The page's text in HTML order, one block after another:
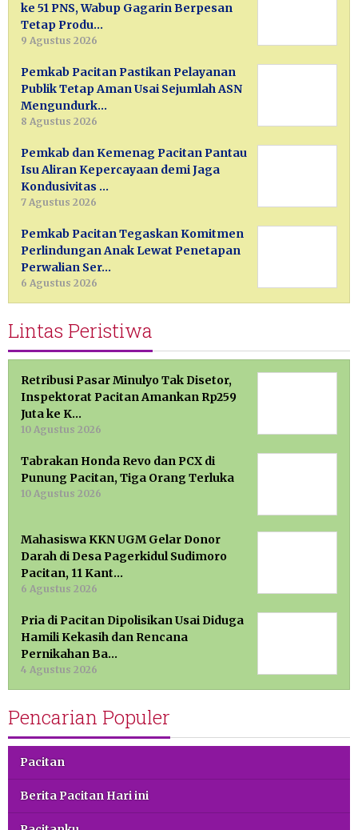
ke 51 PNS, Wabup Gagarin Berpesan
Tetap Produ…
9 Agustus 2026
Pemkab Pacitan Pastikan Pelayanan
Publik Tetap Aman Usai Sejumlah ASN
Mengundurk…
8 Agustus 2026
Pemkab dan Kemenag Pacitan Pantau
Isu Aliran Kepercayaan demi Jaga
Kondusivitas …
7 Agustus 2026
Pemkab Pacitan Tegaskan Komitmen
Perlindungan Anak Lewat Penetapan
Perwalian Ser…
6 Agustus 2026
Lintas Peristiwa
Retribusi Pasar Minulyo Tak Disetor,
Inspektorat Pacitan Amankan Rp259
Juta ke K…
10 Agustus 2026
Tabrakan Honda Revo dan PCX di
Punung Pacitan, Tiga Orang Terluka
10 Agustus 2026
Mahasiswa KKN UGM Gelar Donor
Darah di Desa Pagerkidul Sudimoro
Pacitan, 11 Kant…
6 Agustus 2026
Pria di Pacitan Dipolisikan Usai Diduga
Hamili Kekasih dan Rencana
Pernikahan Ba…
4 Agustus 2026
Pencarian Populer
Pacitan
Berita Pacitan Hari ini